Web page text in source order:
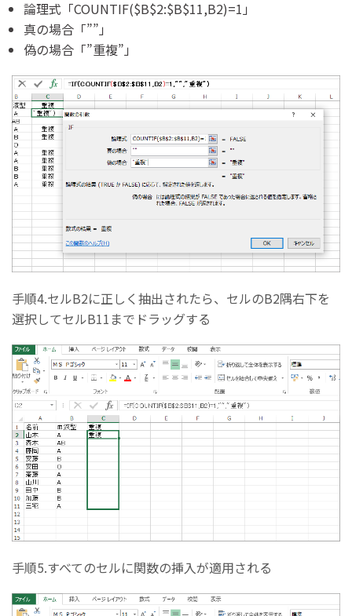
論理式「COUNTIF($B$2:$B$11,B2)=1」
真の場合「””」
偽の場合「”重複”」
手順4.セルB2に正しく抽出されたら、セルのB2隅右下を
選択してセルB11までドラッグする
手順5.すべてのセルに関数の挿入が適用される